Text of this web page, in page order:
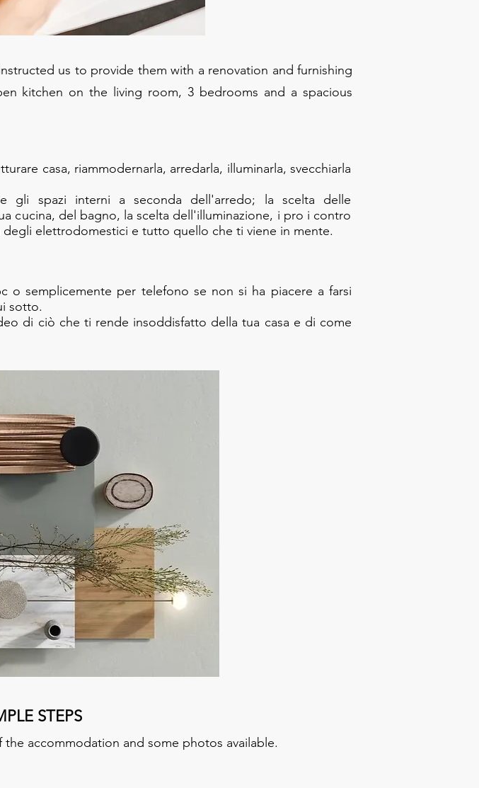
us to provide them with a renovation and furnishing
kitchen on the living room, 3 bedrooms and a spacious
casa, riammodernarla, arredarla, illuminarla, svecchiarla
gli spazi interni a seconda dell'arredo; la scelta delle
cucina, del bagno, la scelta dell'illuminazione, i pro i contro
elettrodomestici e tutto quello che ti viene in mente.
o semplicemente per telefono se non si ha piacere a farsi
sotto.
di ciò che ti rende insoddisfatto della tua casa e di come
STEPS
accommodation and some photos available.